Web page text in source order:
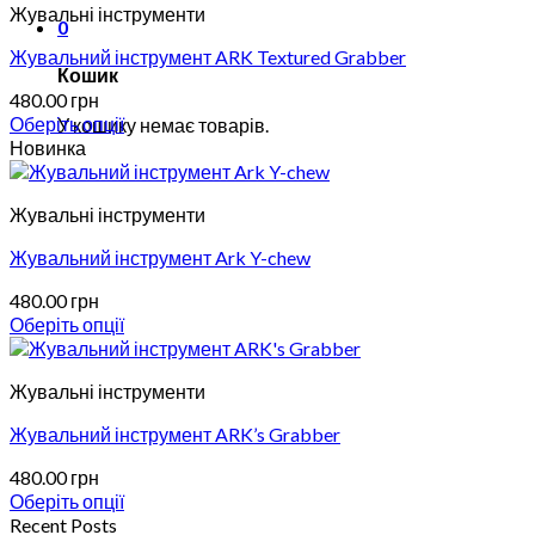
0
Кошик
У кошику немає товарів.
Жувальні інструменти
Жувальний інструмент ARK Textured Grabber
480.00грн
Оберіть опції
Цей
товар
кілька
Параметри
можна
вибрати
на
сторінці
товару
Новинка
Жувальні інструменти
Жувальний інструмент Ark Y-chew
480.00грн
Оберіть опції
Цей
має
варіантів.
Параметри
можна
вибрати
Жувальні інструменти
Жувальний інструмент ARK’s Grabber
480.00грн
Оберіть опції
Цей
Recent Posts